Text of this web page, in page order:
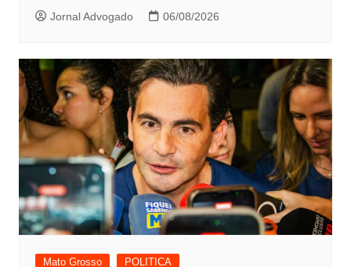
Jornal Advogado 06/08/2026
Mato Grosso POLITICA